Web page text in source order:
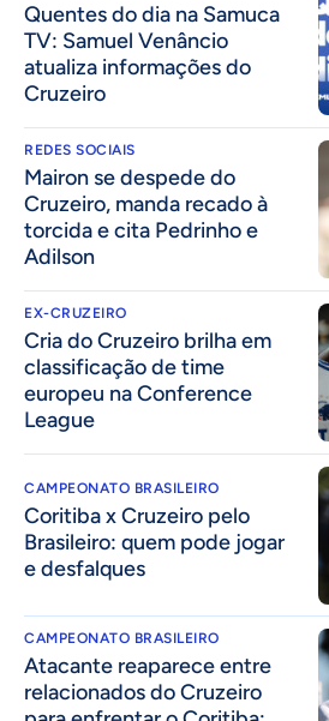
Quentes do dia na Samuca
TV: Samuel Venâncio
atualiza informações do
Cruzeiro
REDES SOCIAIS
Mairon se despede do
Cruzeiro, manda recado à
torcida e cita Pedrinho e
Adilson
EX-CRUZEIRO
Cria do Cruzeiro brilha em
classificação de time
europeu na Conference
League
CAMPEONATO BRASILEIRO
Coritiba x Cruzeiro pelo
Brasileiro: quem pode jogar
e desfalques
CAMPEONATO BRASILEIRO
Atacante reaparece entre
relacionados do Cruzeiro